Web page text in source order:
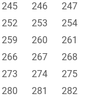
245 246
247
252 253
254
259 260
261
266 267
268
273 274
275
280 281
282